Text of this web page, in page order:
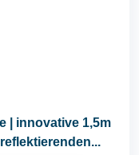
| innovative 1,5m